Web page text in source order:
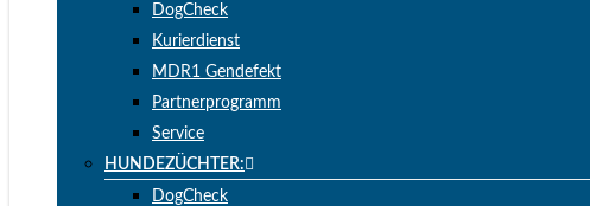
DogCheck
Kurierdienst
MDR1 Gendefekt
Partnerprogramm
Service
HUNDEZÜCHTER:
DogCheck